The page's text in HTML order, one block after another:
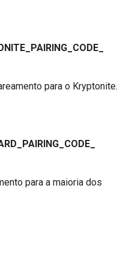
PAIRING CODE
para o Kryptonite.
PAIRING CODE
para a maioria dos